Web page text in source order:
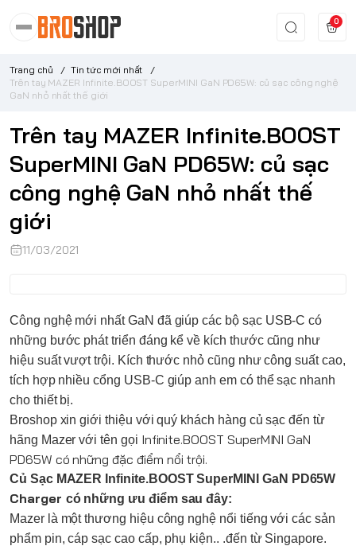
0
Trang chủ / Tin tức mới nhất
/
Trên tay MAZER Infinite.BOOST SuperMINI GaN PD65W: củ sạc công nghệ
GaN nhỏ nhất thế giới
Trên tay MAZER Infinite.BOOST
SuperMINI GaN PD65W: củ sạc
công nghệ GaN nhỏ nhất thế
giới
11/03/2021
Công nghệ mới nhấtGaN đã giúp các bộ sạc USB-C có
những bước phát triển đáng kể về kích thước cũng như
hiệu suất vượt trội. Kích thước nhỏ cũng như công suất cao,
tích hợp nhiều cổng USB-C giúp anh em có thể sạc nhanh
cho thiết bị.
Broshop xin giới thiệu với quý khách hàng củ sạc đến từ
hãng Mazer với tên gọi Infinite.BOOST SuperMINI GaN
PD65W có những đặc điểm nổi trội.
Củ Sạc MAZER Infinite.BOOST SuperMINI GaN PD65W
Charger có những ưu điểm sau đây:
Mazer là một thương hiệu công nghệ nổi tiếng với các sản
phẩm pin, cáp sạc cao cấp, phụ kiện.. .đến từ Singapore.